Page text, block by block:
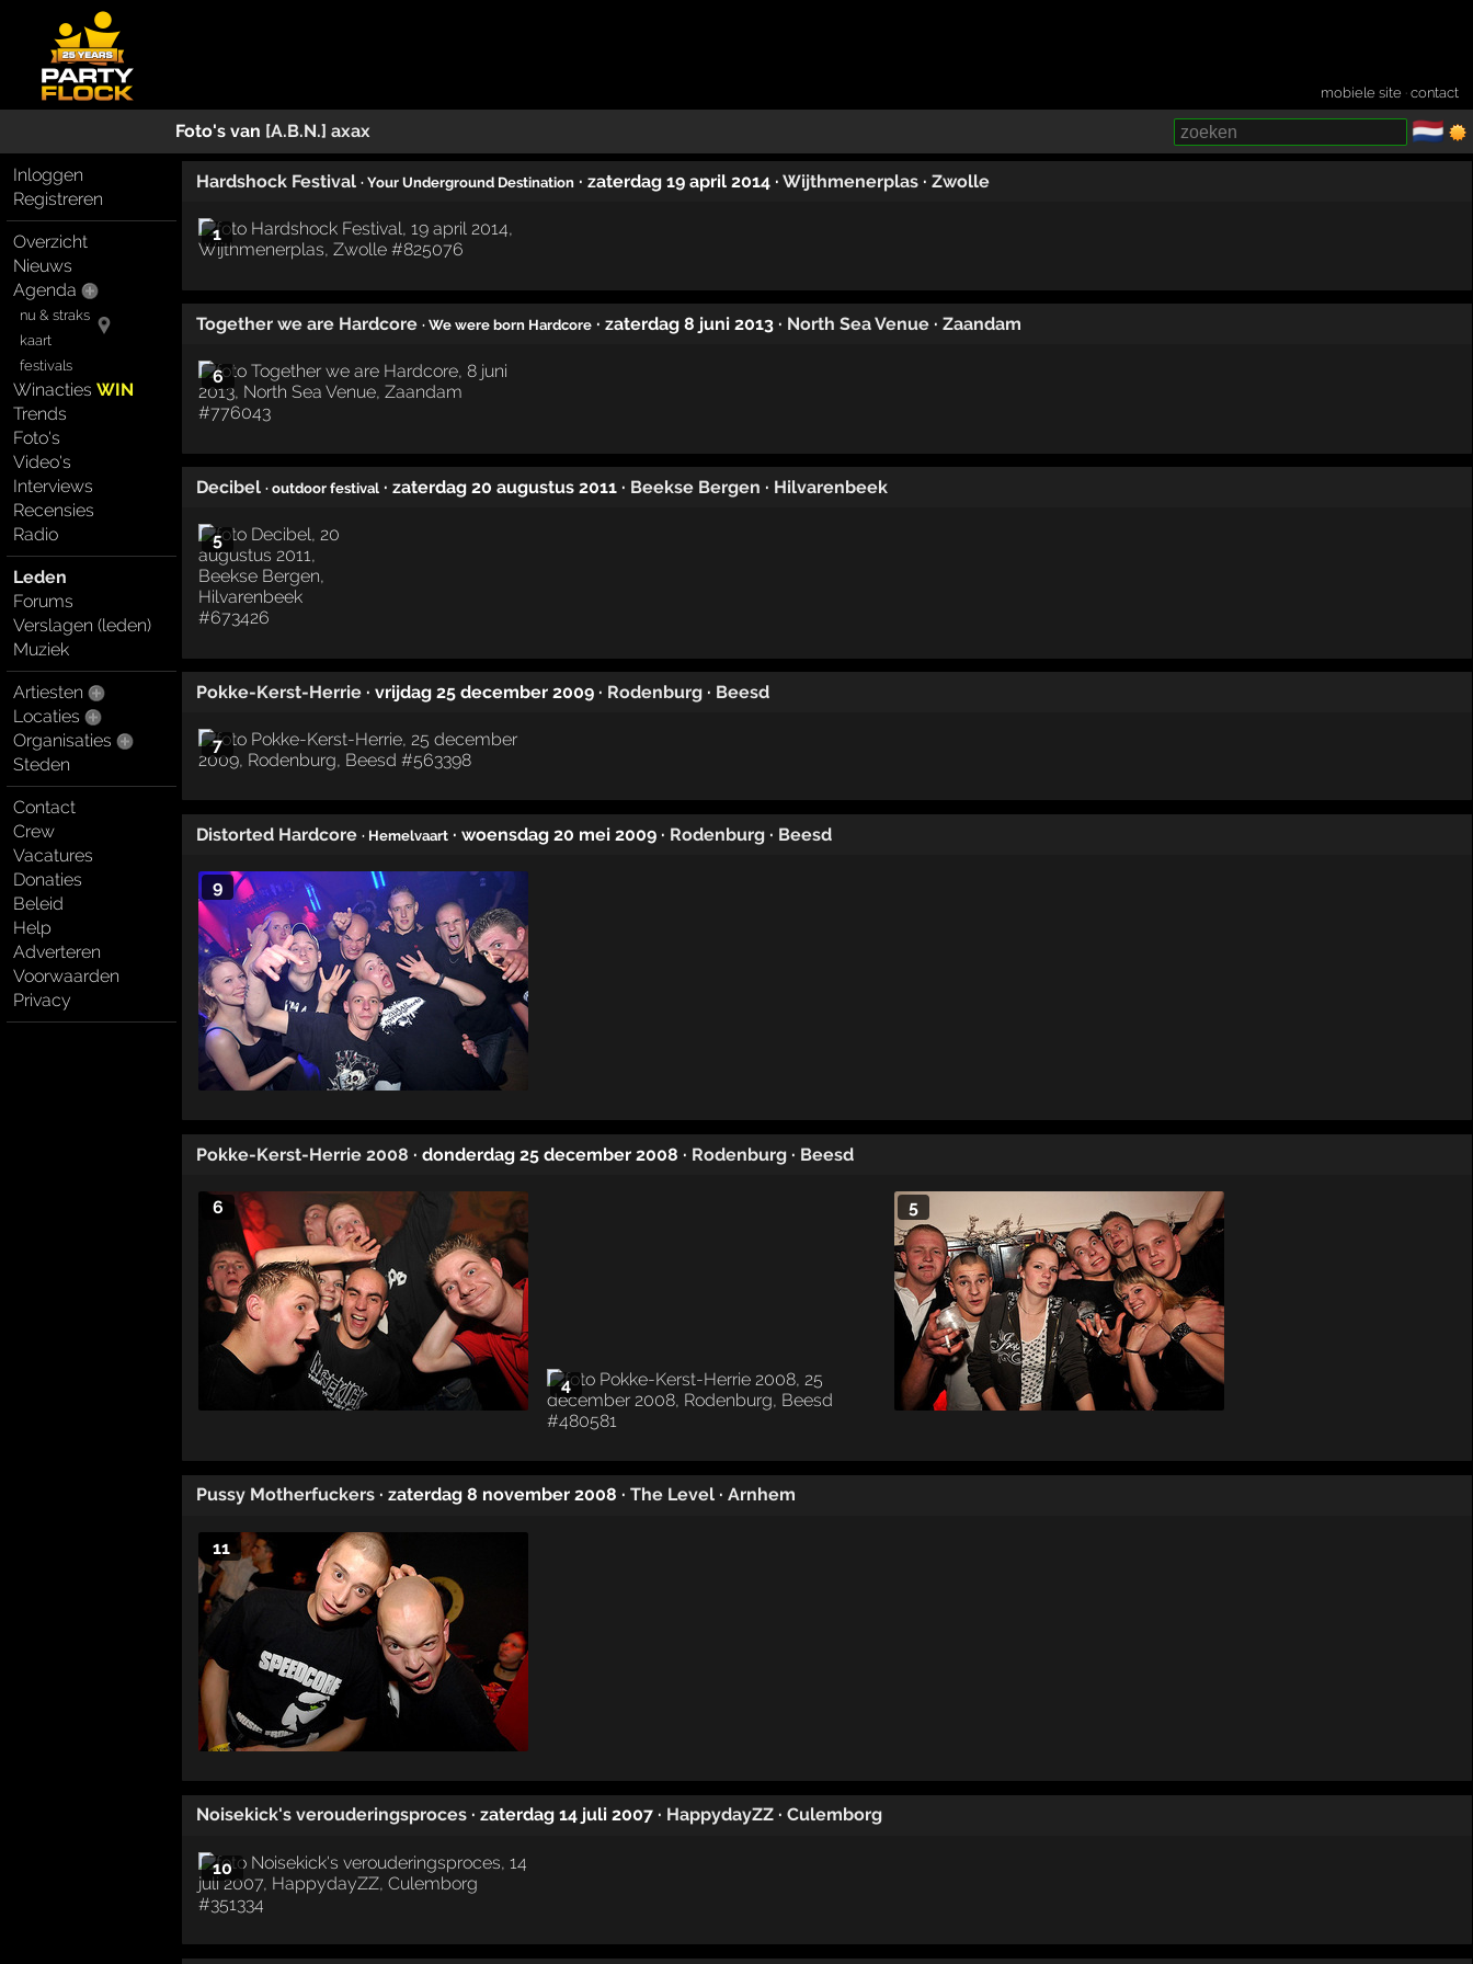
mobiele site ·contact
Foto's van [A.B.N.] axax 🇳🇱
Inloggen
Registreren
Overzicht
Nieuws
Agenda
nu & straks
kaart
festivals
WinactiesWIN
Trends
Foto's
Video's
Interviews
Recensies
Radio
Leden
Forums
Verslagen (leden)
Muziek
Artiesten
Locaties
Organisaties
Steden
Contact
Crew
Vacatures
Donaties
Beleid
Help
Adverteren
Voorwaarden
Privacy
Hardshock Festival · Your Underground Destination · zaterdag 19 april 2014 · Wijthmenerplas · Zwolle
1
Together we are Hardcore · We were born Hardcore · zaterdag 8 juni 2013 · North Sea Venue · Zaandam
6
Decibel · outdoor festival · zaterdag 20 augustus 2011 · Beekse Bergen · Hilvarenbeek
5
Pokke-Kerst-Herrie · vrijdag 25 december 2009 · Rodenburg · Beesd
7
Distorted Hardcore · Hemelvaart · woensdag 20 mei 2009 · Rodenburg · Beesd
9
Pokke-Kerst-Herrie 2008 · donderdag 25 december 2008 · Rodenburg · Beesd
6
4
5
Pussy Motherfuckers · zaterdag 8 november 2008 · The Level · Arnhem
11
Noisekick's verouderingsproces · zaterdag 14 juli 2007 · HappydayZZ · Culemborg
10